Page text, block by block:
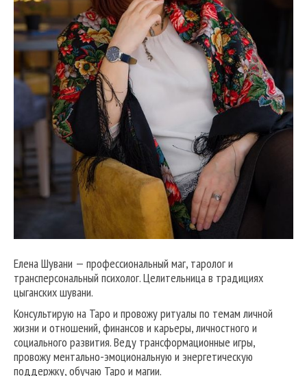
Елена Шувани — профессиональный маг, таролог и
трансперсональный психолог. Целительница в традициях
цыганских шувани.
Консультирую на Таро и провожу ритуалы по темам личной
жизни и отношений, финансов и карьеры, личностного и
социального развития. Веду трансформационные игры,
провожу ментально-эмоциональную и энергетическую
поддержку, обучаю Таро и магии.